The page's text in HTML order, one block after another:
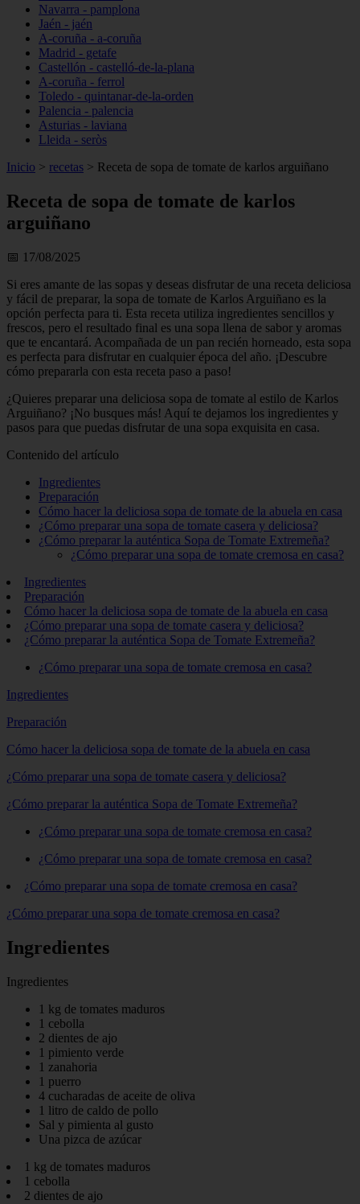
Navarra - pamplona
Jaén - jaén
A-coruña - a-coruña
Madrid - getafe
Castellón - castelló-de-la-plana
A-coruña - ferrol
Toledo - quintanar-de-la-orden
Palencia - palencia
Asturias - laviana
Lleida - seròs
Inicio > recetas > Receta de sopa de tomate de karlos arguiñano
Receta de sopa de tomate de karlos
arguiñano
📅 17/08/2025
Si eres amante de las sopas y deseas disfrutar de una receta deliciosa
y fácil de preparar, la sopa de tomate de Karlos Arguiñano es la
opción perfecta para ti. Esta receta utiliza ingredientes sencillos y
frescos, pero el resultado final es una sopa llena de sabor y aromas
que te encantará. Acompañada de un pan recién horneado, esta sopa
es perfecta para disfrutar en cualquier época del año. ¡Descubre
cómo prepararla con esta receta paso a paso!
¿Quieres preparar una deliciosa sopa de tomate al estilo de Karlos
Arguiñano? ¡No busques más! Aquí te dejamos los ingredientes y
pasos para que puedas disfrutar de una sopa exquisita en casa.
Contenido del artículo
Ingredientes
Preparación
Cómo hacer la deliciosa sopa de tomate de la abuela en casa
¿Cómo preparar una sopa de tomate casera y deliciosa?
¿Cómo preparar la auténtica Sopa de Tomate Extremeña?
¿Cómo preparar una sopa de tomate cremosa en casa?
Ingredientes
Preparación
Cómo hacer la deliciosa sopa de tomate de la abuela en casa
¿Cómo preparar una sopa de tomate casera y deliciosa?
¿Cómo preparar la auténtica Sopa de Tomate Extremeña?
¿Cómo preparar una sopa de tomate cremosa en casa?
Ingredientes
Preparación
Cómo hacer la deliciosa sopa de tomate de la abuela en casa
¿Cómo preparar una sopa de tomate casera y deliciosa?
¿Cómo preparar la auténtica Sopa de Tomate Extremeña?
¿Cómo preparar una sopa de tomate cremosa en casa?
¿Cómo preparar una sopa de tomate cremosa en casa?
¿Cómo preparar una sopa de tomate cremosa en casa?
¿Cómo preparar una sopa de tomate cremosa en casa?
Ingredientes
Ingredientes
1 kg de tomates maduros
1 cebolla
2 dientes de ajo
1 pimiento verde
1 zanahoria
1 puerro
4 cucharadas de aceite de oliva
1 litro de caldo de pollo
Sal y pimienta al gusto
Una pizca de azúcar
1 kg de tomates maduros
1 cebolla
2 dientes de ajo